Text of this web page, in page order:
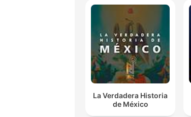
La Verdadera Historia
de México